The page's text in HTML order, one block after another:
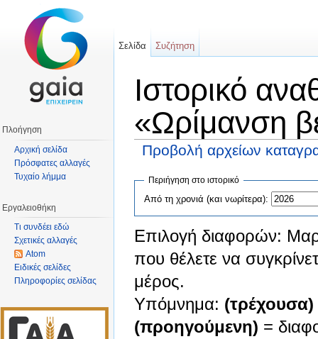
Ιστορικό
«Ωρίμανση
Προβολή αρχείων
Περιήγηση στο ιστορικό
Από τη χρονιά (και νωρίτερα):
Επιλογή διαφορών:
που θέλετε να
μέρος.
Υπόμνημα: (τρέχουσα)
(προηγούμενη) =
Σελίδα Συζήτηση
Πλοήγηση
Αρχική σελίδα
Πρόσφατες αλλαγές
Τυχαίο λήμμα
Εργαλειοθήκη
Τι συνδέει εδώ
Σχετικές αλλαγές
Atom
Ειδικές σελίδες
Πληροφορίες σελίδας